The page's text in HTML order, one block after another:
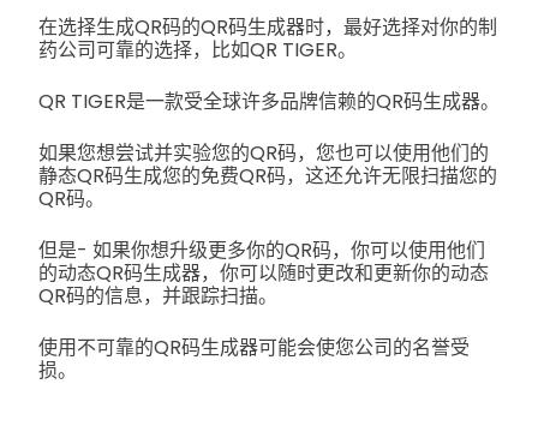
在选择生成QR码的QR码生成器时，最好选择对你的制
药公司可靠的选择，比如QR TIGER。
QR TIGER是一款受全球许多品牌信赖的QR码生成器。
如果您想尝试并实验您的QR码，您也可以使用他们的
静态QR码生成您的免费QR码，这还允许无限扫描您的
QR码。
但是- 如果你想升级更多你的QR码，你可以使用他们
的动态QR码生成器，你可以随时更改和更新你的动态
QR码的信息，并跟踪扫描。
使用不可靠的QR码生成器可能会使您公司的名誉受
损。